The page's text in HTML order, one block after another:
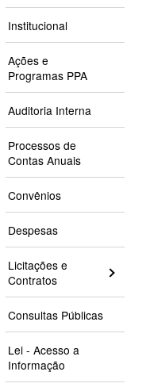
Institucional
Ações e
Programas PPA
Auditoria Interna
Processos de
Contas Anuais
Convênios
Despesas
Licitações e
Contratos
Consultas Públicas
Lei - Acesso a
Informação